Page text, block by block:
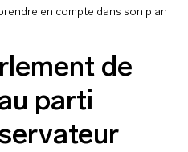
en compte dans son plan
de
parti